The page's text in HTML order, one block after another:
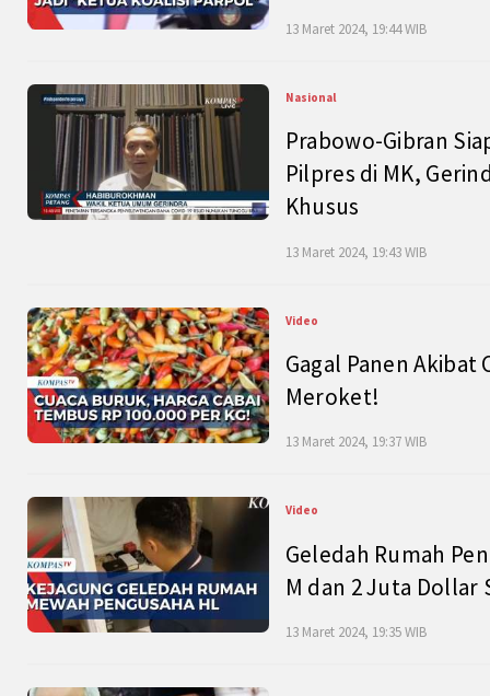
13 Maret 2024, 19:44 WIB
Nasional
Prabowo-Gibran
Pilpres di MK,
Khusus
13 Maret 2024, 19:43 WIB
Video
Gagal Panen Akibat
Meroket!
13 Maret 2024, 19:37 WIB
Video
Geledah Rumah
M dan 2 Juta Dollar
13 Maret 2024, 19:35 WIB